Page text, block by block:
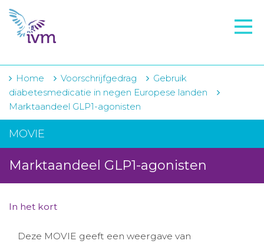
VMI
FTO voorbereiding
IVM-academie
Zorginstellingen
Projecten
Actueel
Home Voorschrijfgedrag
Gebruik
diabetesmedicatie in negen Europese landen
Marktaandeel GLP1-agonisten
MOVIE
Marktaandeel GLP1-agonisten
In het kort
Deze MOVIE geeft een weergave van